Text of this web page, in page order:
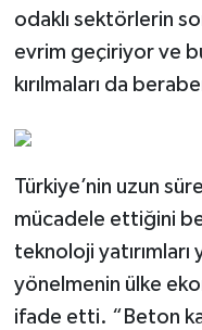
odaklı sektörlerin
evrim geçiriyor ve
kırılmaları da
Türkiye’nin uzun
mücadele ettiğini
teknoloji yatırımları
yönelmenin ülke
ifade etti. “Beton